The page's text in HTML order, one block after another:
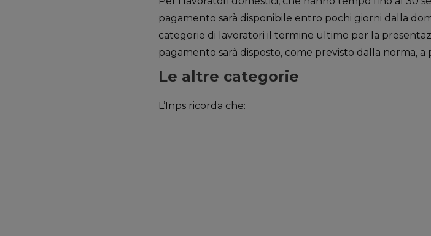
pagamento sarà disponibile entro pochi giorni dalla
categorie di lavoratori il termine ultimo per la
pagamento sarà disposto, come previsto dalla norma,
Le altre categorie
L’Inps ricorda che: